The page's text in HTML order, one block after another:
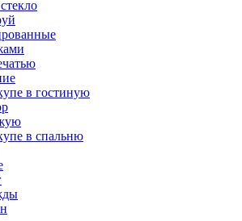
в гостиную
в спальню